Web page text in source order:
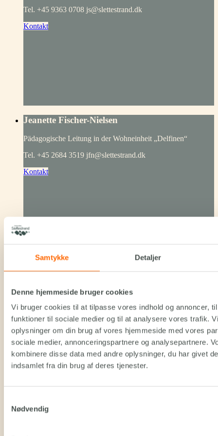
Samtykke Detaljer
Denne hjemmeside bruger cookies
Vi bruger cookies til at tilpasse vores indhold og annoncer,
funktioner til sociale medier og til at analysere vores trafik.
oplysninger om din brug af vores hjemmeside med vores
sociale medier, annonceringspartnere og analysepartnere.
kombinere disse data med andre oplysninger, du har givet
indsamlet fra din brug af deres tjenester.
Nødvendig
Tel. +45 9363 0708 js@slettestrand.dk
Kontakt
Jeanette Fischer-Nielsen
Pädagogische Leitung in der Wohneinheit „Delfinen“
Tel. +45 2684 3519 jfn@slettestrand.dk
Kontakt
Kontakt
Kristian Skjødt